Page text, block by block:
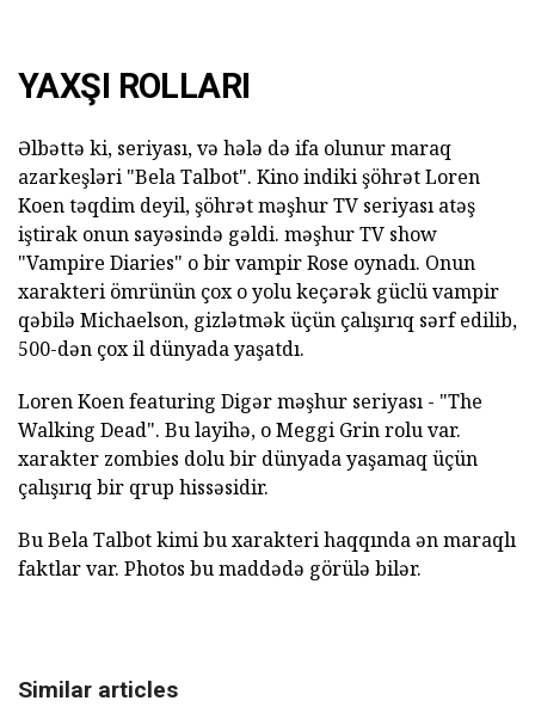
YAXŞI ROLLARI
Əlbəttə ki, seriyası, və hələ də ifa olunur maraq
azarkeşləri "Bela Talbot". Kino indiki şöhrət Loren
Koen təqdim deyil, şöhrət məşhur TV seriyası atəş
iştirak onun sayəsində gəldi. məşhur TV show
"Vampire Diaries" o bir vampir Rose oynadı. Onun
xarakteri ömrünün çox o yolu keçərək güclü vampir
qəbilə Michaelson, gizlətmək üçün çalışırıq sərf edilib,
500-dən çox il dünyada yaşatdı.
Loren Koen featuring Digər məşhur seriyası - "The
Walking Dead". Bu layihə, o Meggi Grin rolu var.
xarakter zombies dolu bir dünyada yaşamaq üçün
çalışırıq bir qrup hissəsidir.
Bu Bela Talbot kimi bu xarakteri haqqında ən maraqlı
faktlar var. Photos bu maddədə görülə bilər.
Similar articles